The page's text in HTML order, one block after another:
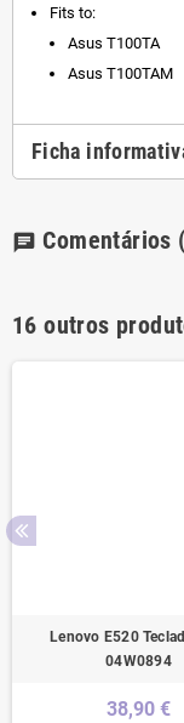
Fits to:
Asus T100TA
Asus T100TAM
Ficha
chat Comentários
16 outros
Lenovo E520
04W0894
38,90 €